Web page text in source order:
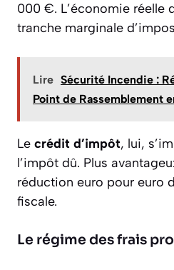
000 €. L’économie réelle
tranche marginale
Lire Sécurité Incendie :
Point de Rassemblement
Le crédit d’impôt, lui,
l’impôt dû. Plus
réduction euro pour euro
fiscale.
Le régime des frais